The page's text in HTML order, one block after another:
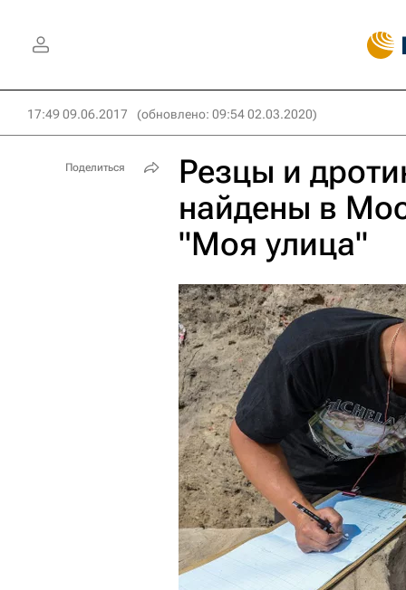
17:49 09.06.2017 (обновлено: 09:54 02.03.2020)
Резцы и
найдены в
"Моя улица"
Поделиться